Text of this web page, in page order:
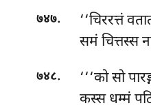
७४७.
‘‘चिररत्तं
समं चित्तस्स
७४८. ‘‘‘कोसो
कस्स धम्मं